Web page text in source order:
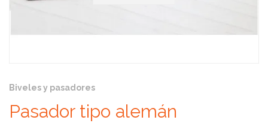
Biveles y pasadores
Pasador tipo alemán